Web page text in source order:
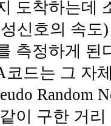
도착하는데
신호의 속도
측정하게 된
코드는 그 자
Random
이 구한 거